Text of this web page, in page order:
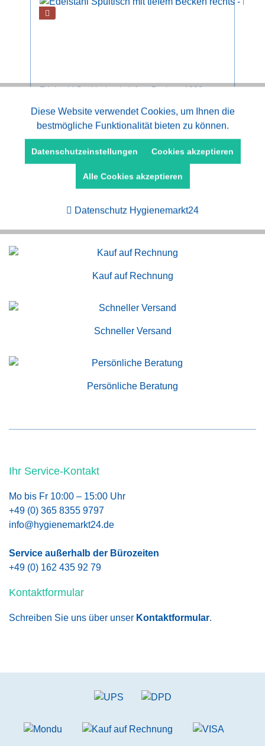
Edelstahl Spültisch mit tiefem Becken, 1000-
648,00 € *
Kauf auf Rechnung
Schneller Versand
Persönliche Beratung
Ihr Service-Kontakt
Mo bis Fr 10:00 – 15:00 Uhr
+49 (0) 365 8355 9797
info@hygienemarkt24.de
Service außerhalb der Bürozeiten
+49 (0) 162 435 92 79
Kontaktformular
Schreiben Sie uns über unser Kontaktformular.
Funktionale Aktiv
Marketing Aktiv
Aktiv
Diese Website verwendet Cookies, um Ihnen die
bestmögliche Funktionalität bieten zu können.
Datenschutzeinstellungen Cookies akzeptieren
Alle Cookies akzeptieren
Datenschutz Hygienemarkt24